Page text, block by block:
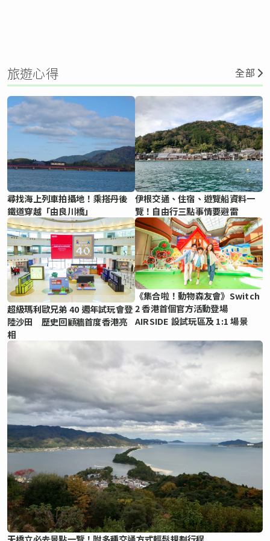
旅遊心得 全部
尋找海上列車拍攝地！乘搭丹後
鐵道穿越「由良川橋」
伊根交通、住宿、遊覽船資料一
覽！自由行三點事情要避雷
超級瑪利歐兄弟 40 週年試玩會登
陸沙田 歷史回顧牆首度香港亮
相
《集合啦！動物森友會》Switch
2 香港首個官方活動登場
AIRSIDE 設試玩區及 1:1 場景